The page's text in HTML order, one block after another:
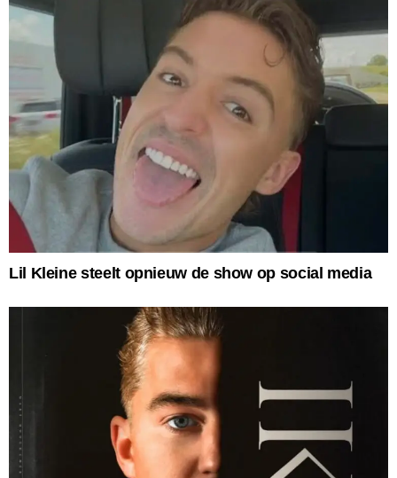
Lil Kleine steelt opnieuw de show op social media